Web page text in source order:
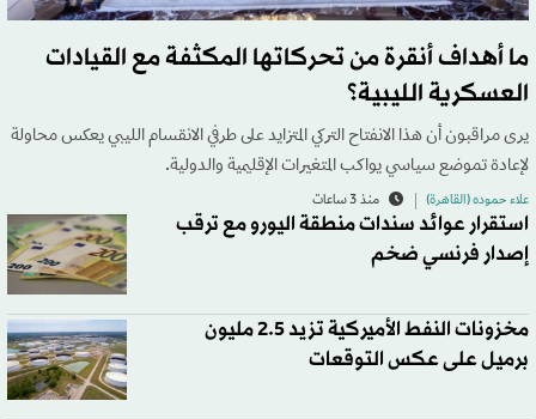
ما أهداف أنقرة من تحركاتها المكثفة مع القيادات
العسكرية الليبية؟
يرى مراقبون أن هذا الانفتاح التركي المتزايد على طرفي الانقسام الليبي يعكس محاولة
لإعادة تموضع سياسي يواكب المتغيرات الإقليمية والدولية.
علاء حموده (القاهرة) منذ 3 ساعات
استقرار عوائد سندات منطقة اليورو مع ترقب
إصدار فرنسي ضخم
مخزونات النفط الأميركية تزيد 2.5 مليون
برميل على عكس التوقعات